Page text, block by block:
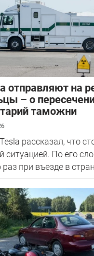
отправляют на
– о
таможни
рассказал, что
ситуацией. По его
раз при въезде в